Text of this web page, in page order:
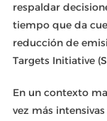
respaldar
tiempo que da
reducción de
Targets Initiative
En un contexto
vez más